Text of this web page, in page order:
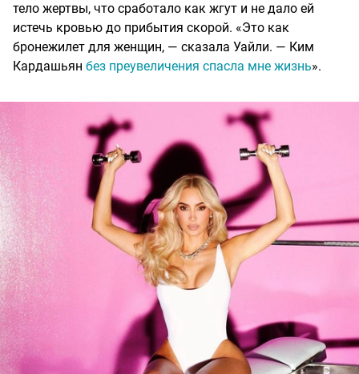
тело жертвы, что сработало как жгут и не дало ей
истечь кровью до прибытия скорой. «Это как
бронежилет для женщин, — сказала Уайли. — Ким
Кардашьян без преувеличения спасла мне жизнь».